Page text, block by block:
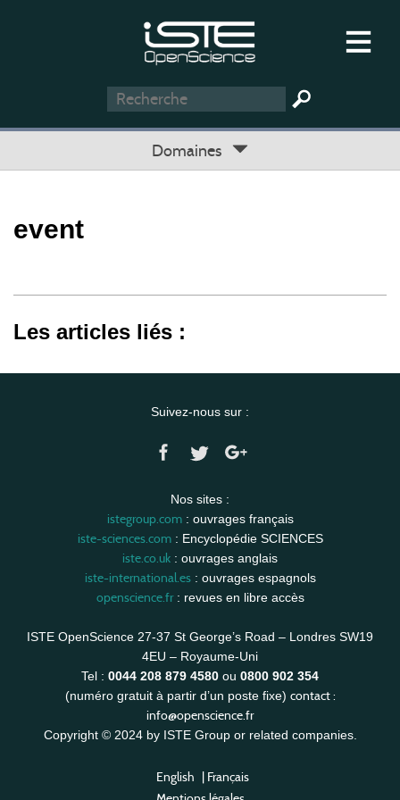
Domaines
event
Les articles liés :
Suivez-nous sur :
Nos sites :
istegroup.com: ouvrages français
iste-sciences.com: Encyclopédie SCIENCES
iste.co.uk : ouvrages anglais
iste-international.es: ouvrages espagnols
openscience.fr: revues en libre accès
ISTE OpenScience 27-37 St George’s Road – Londres SW19
4EU – Royaume-Uni
Tel : 0044 208 879 4580 ou 0800 902 354
(numéro gratuit à partir d’un poste fixe) contact :
info@openscience.fr
Copyright © 2024 by ISTE Group or related companies.
English | Français